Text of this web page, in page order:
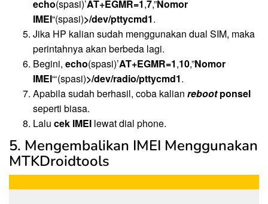
echo(spasi)’AT+EGMR=1,7,”Nomor
IMEI“(spasi)>/dev/pttycmd1.
Jika HP kalian sudah menggunakan dual SIM, maka
perintahnya akan berbeda lagi.
Begini, echo(spasi)’AT+EGMR=1,10,”Nomor
IMEI“‘(spasi)>/dev/radio/pttycmd1.
Apabila sudah berhasil, coba kalian rebootponsel
seperti biasa.
Lalu cek IMEI lewat dial phone.
5. Mengembalikan IMEI Menggunakan
MTKDroidtools